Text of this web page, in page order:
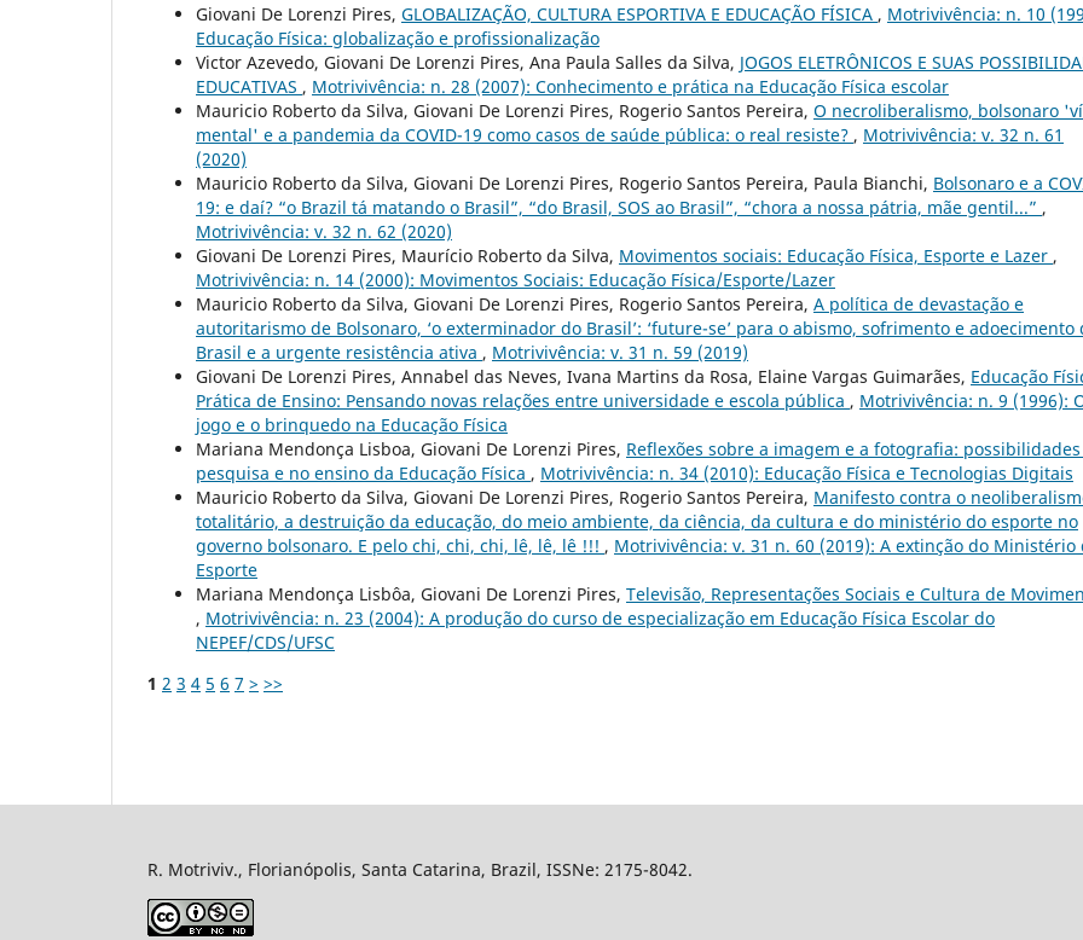
Giovani De Lorenzi Pires, GLOBALIZAÇÃO, CULTURA ESPORTIVA E EDUCAÇÃO FÍSICA , Motrivivência: n. 10
Educação Física: globalização e profissionalização
Victor Azevedo, Giovani De Lorenzi Pires, Ana Paula Salles da Silva, JOGOS ELETRÔNICOS E SUAS
EDUCATIVAS , Motrivivência: n. 28 (2007): Conhecimento e prática na Educação Física escolar
Mauricio Roberto da Silva, Giovani De Lorenzi Pires, Rogerio Santos Pereira, O necroliberalismo, bolsonaro
mental' e a pandemia da COVID-19 como casos de saúde pública: o real resiste? , Motrivivência: v. 32 n. 61
(2020)
Mauricio Roberto da Silva, Giovani De Lorenzi Pires, Rogerio Santos Pereira, Paula Bianchi, Bolsonaro e a
19: e daí? “o Brazil tá matando o Brasil”, “do Brasil, SOS ao Brasil”, “chora a nossa pátria, mãe gentil...” ,
Motrivivência: v. 32 n. 62 (2020)
Giovani De Lorenzi Pires, Maurício Roberto da Silva, Movimentos sociais: Educação Física, Esporte e Lazer ,
Motrivivência: n. 14 (2000): Movimentos Sociais: Educação Física/Esporte/Lazer
Mauricio Roberto da Silva, Giovani De Lorenzi Pires, Rogerio Santos Pereira, A política de devastação e
autoritarismo de Bolsonaro, ‘o exterminador do Brasil’: ‘future-se’ para o abismo, sofrimento e adoecimento
Brasil e a urgente resistência ativa , Motrivivência: v. 31 n. 59 (2019)
Giovani De Lorenzi Pires, Annabel das Neves, Ivana Martins da Rosa, Elaine Vargas Guimarães, Educação
Prática de Ensino: Pensando novas relações entre universidade e escola pública , Motrivivência: n. 9 (1996):
jogo e o brinquedo na Educação Física
Mariana Mendonça Lisboa, Giovani De Lorenzi Pires, Reflexões sobre a imagem e a fotografia:
pesquisa e no ensino da Educação Física , Motrivivência: n. 34 (2010): Educação Física e Tecnologias Digitais
Mauricio Roberto da Silva, Giovani De Lorenzi Pires, Rogerio Santos Pereira, Manifesto contra o
totalitário, a destruição da educação, do meio ambiente, da ciência, da cultura e do ministério do esporte no
governo bolsonaro. E pelo chi, chi, chi, lê, lê, lê !!! , Motrivivência: v. 31 n. 60 (2019): A extinção do Ministério
Esporte
Mariana Mendonça Lisbôa, Giovani De Lorenzi Pires, Televisão, Representações Sociais e Cultura de
, Motrivivência: n. 23 (2004): A produção do curso de especialização em Educação Física Escolar do
NEPEF/CDS/UFSC
1 2 3 4 5 6 7 > >>
R. Motriviv., Florianópolis, Santa Catarina, Brazil, ISSNe: 2175-8042.